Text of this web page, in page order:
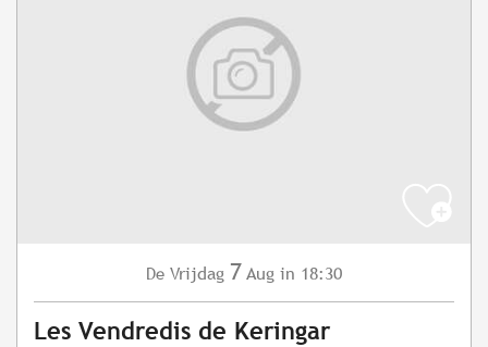
De Vrijdag 7 Aug in 18:30
Les Vendredis de Keringar